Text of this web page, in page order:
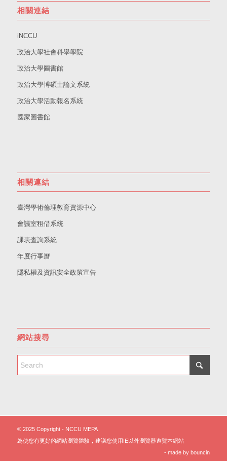
相關連結
iNCCU
政治大學社會科學學院
政治大學圖書館
政治大學博碩士論文系統
政治大學活動報名系統
國家圖書館
相關連結
臺灣學術倫理教育資源中心
會議室租借系統
課表查詢系統
年度行事曆
隱私權及資訊安全政策宣告
網站搜尋
© 2025 Copyright - NCCU MEPA
為使您有更好的網站瀏覽體驗，建議您使用IE以外瀏覽器遊覽本網站
- made bybouncin